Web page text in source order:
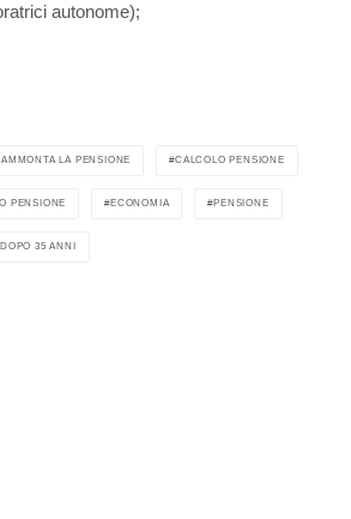
autonome);
LA PENSIONE CALCOLO PENSIONE
PENSIONE ECONOMIA PENSIONE
35 ANNI